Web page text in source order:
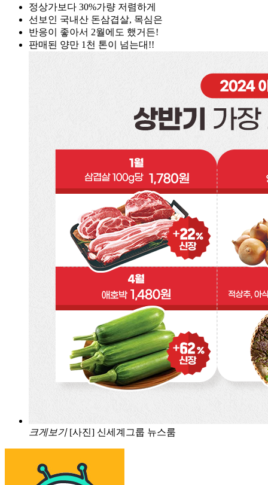
정상가보다 30%가량 저렴하게
선보인 국내산 돈삼겹살, 목심은
반응이 좋아서 2월에도 했거든!
판매된 양만 1천 톤이 넘는대!!
크게보기 [사진] 신세계그룹 뉴스룸